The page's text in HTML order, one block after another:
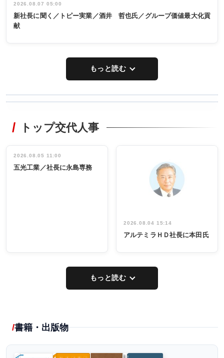
2026.08.07 05:00
新社長に聞く／トピー実業／酒井 哲也氏／グループ価値最大化貢
献
もっと読む
非鉄業界で
インタビュ
ー／社内ア
タックトレー
祝う 業界関
係者ら220人
出席
トップ交代人事
2026.08.05 11:00
五光工業／社長に永島専務
2026.08.04 15:14
アルテミラＨＤ社長に本田氏
もっと読む
書籍・出版物